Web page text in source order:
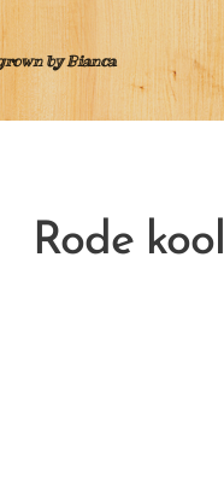
by Bianca
Rode kool